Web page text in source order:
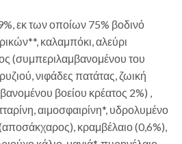
εκ των οποίων 75% βοδινό
καλαμπόκι, αλεύρι
(συμπεριλαμβανομένου του
νιφάδες πατάτας, ζωική
βοείου κρέατος 2%) ,
αιμοσφαιρίνη*, υδρολυμένο
κραμβέλαιο (0,6%),